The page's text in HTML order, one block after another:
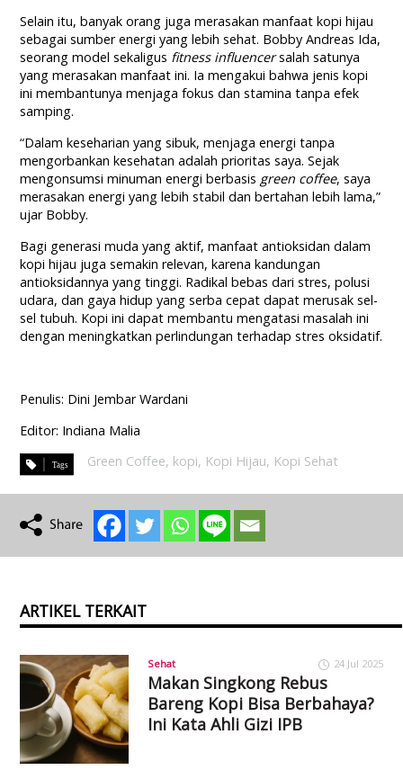
Selain itu, banyak orang juga merasakan manfaat kopi hijau
sebagai sumber energi yang lebih sehat. Bobby Andreas Ida,
seorang model sekaligus fitness influencersalah satunya
yang merasakan manfaat ini. Ia mengakui bahwa jenis kopi
ini membantunya menjaga fokus dan stamina tanpa efek
samping.
“Dalam keseharian yang sibuk, menjaga energi tanpa
mengorbankan kesehatan adalah prioritas saya. Sejak
mengonsumsi minuman energi berbasis green coffee, saya
merasakan energi yang lebih stabil dan bertahan lebih lama,”
ujar Bobby.
Bagi generasi muda yang aktif, manfaat antioksidan dalam
kopi hijau juga semakin relevan, karena kandungan
antioksidannya yang tinggi. Radikal bebas dari stres, polusi
udara, dan gaya hidup yang serba cepat dapat merusak sel-
sel tubuh. Kopi ini dapat membantu mengatasi masalah ini
dengan meningkatkan perlindungan terhadap stres oksidatif.
Penulis: Dini Jembar Wardani
Editor: Indiana Malia
Green Coffee, kopi, Kopi Hijau, Kopi Sehat
ARTIKEL TERKAIT
Sehat 24 Jul 2025
Makan Singkong Rebus
Bareng Kopi Bisa Berbahaya?
Ini Kata Ahli Gizi IPB